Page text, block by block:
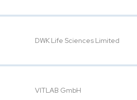
DWK Life Sciences Limited
VITLAB GmbH